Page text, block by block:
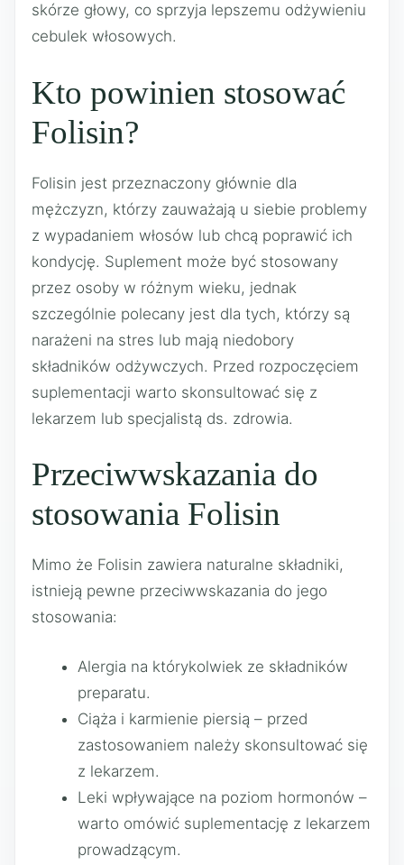
skórze głowy, co sprzyja lepszemu odżywieniu
cebulek włosowych.
Kto powinien stosować
Folisin?
Folisin jest przeznaczony głównie dla
mężczyzn, którzy zauważają u siebie problemy
z wypadaniem włosów lub chcą poprawić ich
kondycję. Suplement może być stosowany
przez osoby w różnym wieku, jednak
szczególnie polecany jest dla tych, którzy są
narażeni na stres lub mają niedobory
składników odżywczych. Przed rozpoczęciem
suplementacji warto skonsultować się z
lekarzem lub specjalistą ds. zdrowia.
Przeciwwskazania do
stosowania Folisin
Mimo że Folisin zawiera naturalne składniki,
istnieją pewne przeciwwskazania do jego
stosowania:
Alergia na którykolwiek ze składników
preparatu.
Ciąża i karmienie piersią – przed
zastosowaniem należy skonsultować się
z lekarzem.
Leki wpływające na poziom hormonów –
warto omówić suplementację z lekarzem
prowadzącym.